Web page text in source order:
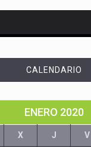
CALENDARIO
ENERO 2020
X J V